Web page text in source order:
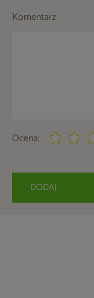
Komentarz
Ocena:
DODAJ